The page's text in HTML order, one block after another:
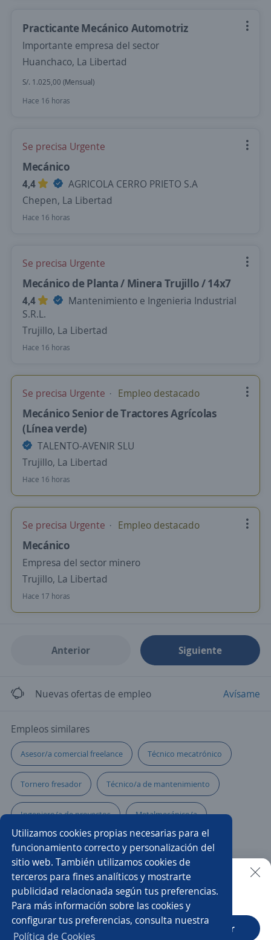
Practicante Mecánico Automotriz
Importante empresa del sector
Huanchaco, La Libertad
S/. 1.025,00 (Mensual)
Hace 16 horas
Se precisa Urgente
Mecánico
4,4
AGRICOLA CERRO PRIETO S.A
Chepen, La Libertad
Hace 16 horas
Se precisa Urgente
Mecánico de Planta / Minera Trujillo / 14x7
4,4
Mantenimiento e Ingenieria Industrial
S.R.L.
Trujillo, La Libertad
Hace 16 horas
Se precisa Urgente Empleo destacado
Mecánico Senior de Tractores Agrícolas
(Línea verde)
TALENTO-AVENIR SLU
Trujillo, La Libertad
Hace 16 horas
Se precisa Urgente Empleo destacado
Mecánico
Empresa del sector minero
Trujillo, La Libertad
Hace 17 horas
Anterior Siguiente
Nuevas ofertas de empleo Avísame
Empleos similares
Asesor/a comercial freelance Técnico mecatrónico
Tornero fresador Técnico/a de mantenimiento
Ingeniero/a de proyectos Metalmecánico/a
Llantero/a Instructor/a Chófer de reparto
Técnico/a mecánico Supervisor/a mecánico
Asistente Supervisor/a de producción
Pasante de ingeniería mecánica eléctrica
Buscar es más fácil en la app
CT App Abrir
Utilizamos cookies propias necesarias para el
funcionamiento correcto y personalización del
sitio web. También utilizamos cookies de
terceros para fines analíticos y mostrarte
publicidad relacionada según tus preferencias.
Para más información sobre las cookies y
configurar tus preferencias, consulta nuestra
Política de Cookies